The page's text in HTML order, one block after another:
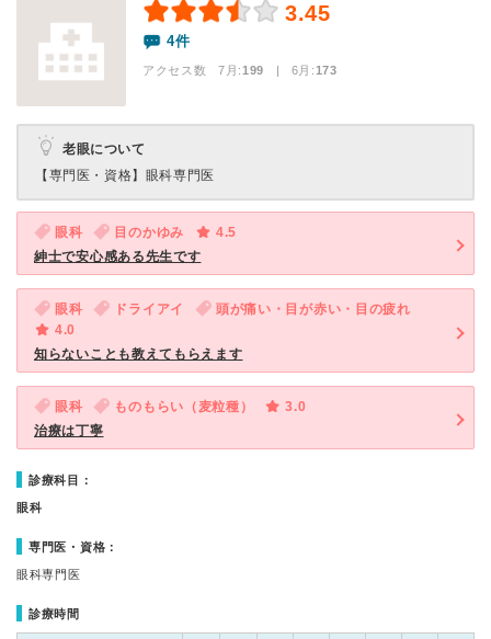
3.45
4件
アクセス数 7月:199 | 6月:173
老眼について
【専門医・資格】 眼科専門医
眼科 目のかゆみ
4.5
紳士で安心感ある先生です
眼科 ドライアイ
頭が痛い・目が赤い・目の疲れ
4.0
知らないことも教えてもらえます
眼科 ものもらい（麦粒種）
3.0
治療は丁寧
診療科目：
眼科
専門医・資格：
眼科専門医
診療時間